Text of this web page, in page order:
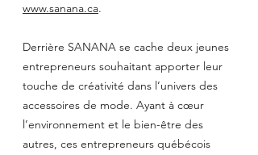
www.sanana.ca.
Derrière SANANA se cache deux jeunes
entrepreneurs souhaitant apporter leur
touche de créativité dans l’univers des
accessoires de mode. Ayant à cœur
l’environnement et le bien-être des
autres, ces entrepreneurs québécois